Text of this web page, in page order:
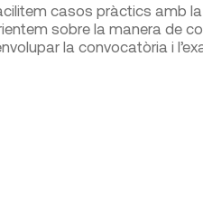
casos pràctics amb
sobre la manera de
la convocatòria i